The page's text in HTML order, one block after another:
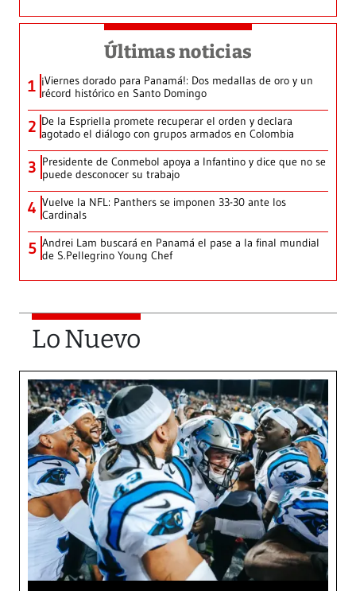
Últimas noticias
1 ¡Viernes dorado para Panamá!: Dos medallas de oro y un
récord histórico en Santo Domingo
2 De la Espriella promete recuperar el orden y declara
agotado el diálogo con grupos armados en Colombia
3 Presidente de Conmebol apoya a Infantino y dice que no se
puede desconocer su trabajo
4 Vuelve la NFL: Panthers se imponen 33-30 ante los
Cardinals
5 Andrei Lam buscará en Panamá el pase a la final mundial
de S.Pellegrino Young Chef
Lo Nuevo